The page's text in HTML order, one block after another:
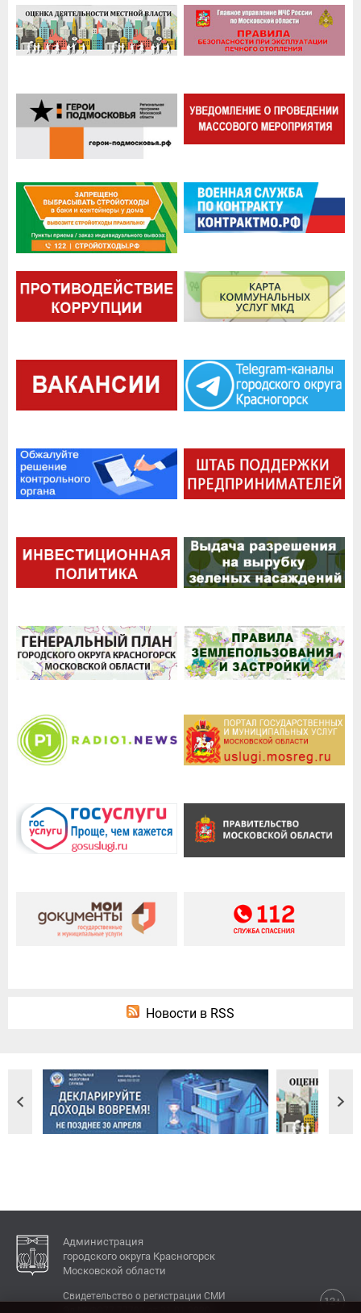
Новости в RSS
Администрация
городского округа Красногорск
Московской области
12+
Свидетельство о регистрации СМИ